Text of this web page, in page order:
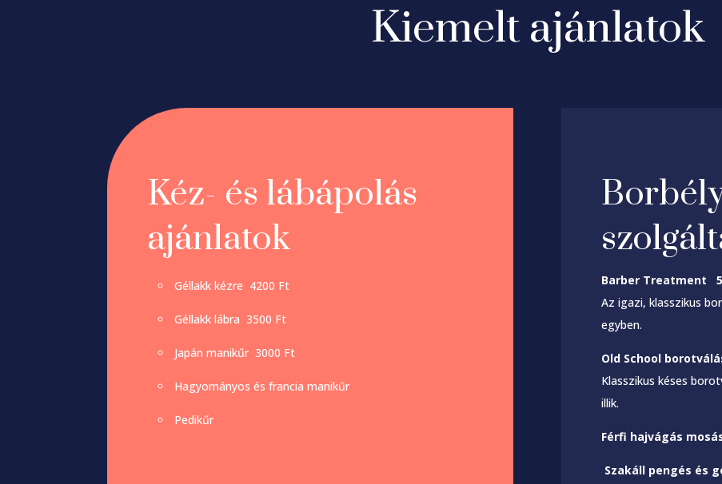
Kiemelt ajánlatok
Kéz- és lábápolás
ajánlatok
Géllakk kézre 4200 Ft
Géllakk lábra 3500 Ft
Japán manikűr 3000 Ft
Hagyományos és francia manikűr
Pedikűr
Barber Treatment
Az igazi, klasszikus
egyben.
Old School
Klasszikus késes
illik.
Férfi hajvágás
Szakáll pengés és